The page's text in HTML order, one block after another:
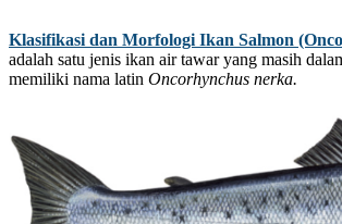
Klasifikasi dan Morfologi Ikan Salmon
adalah satu jenis ikan air tawar yang masih
memiliki nama latin Oncorhynchus nerka.